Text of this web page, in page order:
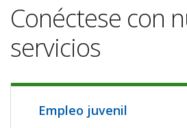
Conéctese con
servicios
Empleo juvenil